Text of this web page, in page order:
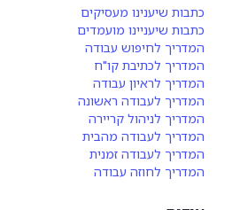
כתבות שיענינו מעסיקים
כתבות שיעניינו מועמדים
המדריך לחיפוש עבודה
המדריך לכתיבת קו"ח
המדריך לראיון עבודה
המדריך לעבודה ראשונה
המדריך לניהול קריירה
המדריך לעבודה מהבית
המדריך לעבודה זמנית
המדריך לחוזה עבודה